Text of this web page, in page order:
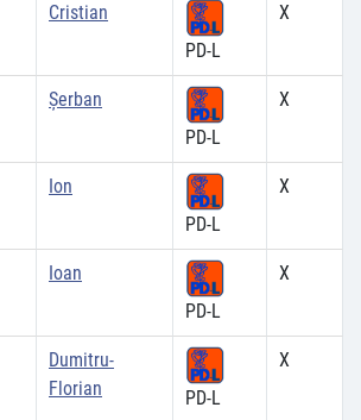
Cristian
PD-L
X
Şerban
PD-L
X
Ion
PD-L
X
Ioan
PD-L
X
Dumitru-
Florian
PD-L
X